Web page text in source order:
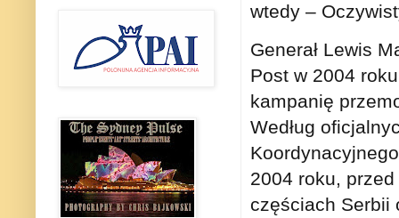
wtedy –
Generał Lewis
Post w 2004
kampanię
Według
2004 roku,
częściach Serbii